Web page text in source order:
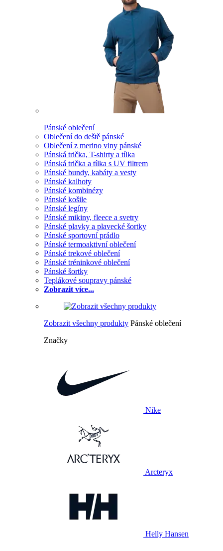
Pánské oblečení
Oblečení do deště pánské
Oblečení z merino vlny pánské
Pánská trička, T-shirty a tílka
Pánská trička a tílka s UV filtrem
Pánské bundy, kabáty a vesty
Pánské kalhoty
Pánské kombinézy
Pánské košile
Pánské legíny
Pánské mikiny, fleece a svetry
Pánské plavky a plavecké šortky
Pánské sportovní prádlo
Pánské termoaktivní oblečení
Pánské trekové oblečení
Pánské tréninkové oblečení
Pánské šortky
Teplákové soupravy pánské
Zobrazit více...
Zobrazit všechny produkty Pánské oblečení
Značky
Nike
Arcteryx
Helly Hansen